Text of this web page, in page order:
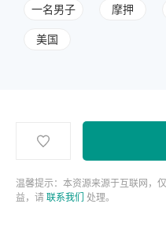
一名男子 摩押
美国
温馨提示：本资源来源于互联网，
益，请 联系我们 处理。